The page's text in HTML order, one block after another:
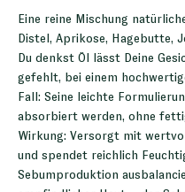
Eine reine Mischung
Distel, Aprikose, Hagebutte,
Du denkst Öl lässt Deine
gefehlt, bei einem
Fall: Seine leichte
absorbiert werden, ohne
Wirkung: Versorgt mit
und spendet reichlich
Sebumproduktion